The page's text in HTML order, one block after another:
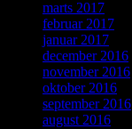
marts 2017
februar 2017
januar 2017
december 2016
november 2016
oktober 2016
september 2016
august 2016